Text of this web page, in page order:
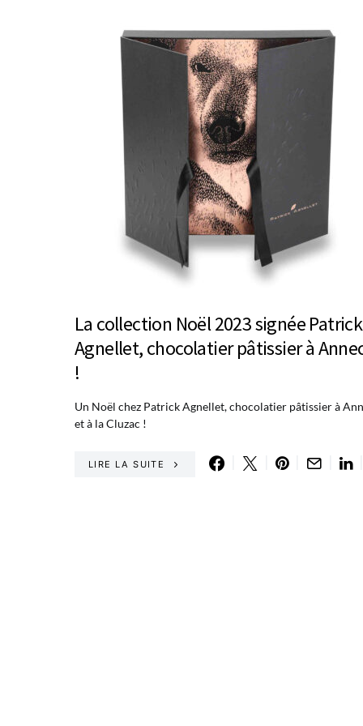
La collection Noël 2023 signée Patrick
Agnellet, chocolatier pâtissier à
!
Un Noël chez Patrick Agnellet, chocolatier pâtissier à
et à la Cluzac !
LIRE LA SUITE